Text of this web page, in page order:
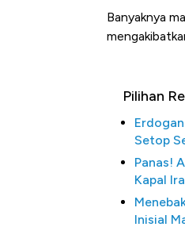
Banyaknya
Pilihan
Setop
Panas!
Kapal
Inisial